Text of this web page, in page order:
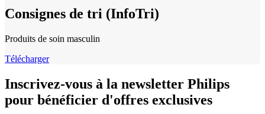
Consignes de tri (InfoTri)
Produits de soin masculin
Télécharger
Inscrivez-vous à la newsletter Philips
pour bénéficier d'offres exclusives